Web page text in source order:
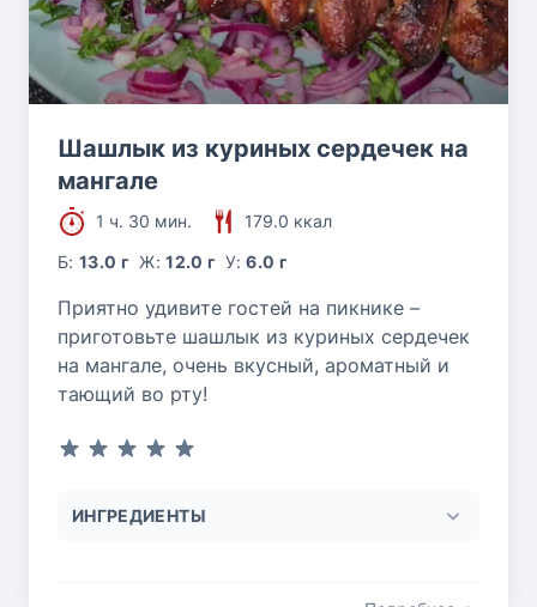
Шашлык из куриных сердечек на
мангале
1 ч. 30 мин.
179.0 ккал
Б:13.0 г Ж:12.0 г У:6.0 г
Приятно удивите гостей на пикнике –
приготовьте шашлык из куриных сердечек
на мангале, очень вкусный, ароматный и
тающий во рту!
ИНГРЕДИЕНТЫ